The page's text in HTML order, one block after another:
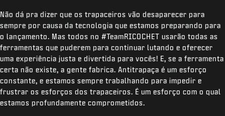
Não dá pra dizer que os trapaceiros vão desaparecer para
sempre por causa da tecnologia que estamos preparando para
o lançamento. Mas todos no #TeamRICOCHET usarão todas as
ferramentas que puderem para continuar lutando e oferecer
uma experiência justa e divertida para vocês! E, se a ferramenta
certa não existe, a gente fabrica. Antitrapaça é um esforço
constante, e estamos sempre trabalhando para impedir e
frustrar os esforços dos trapaceiros. É um esforço com o qual
estamos profundamente comprometidos.